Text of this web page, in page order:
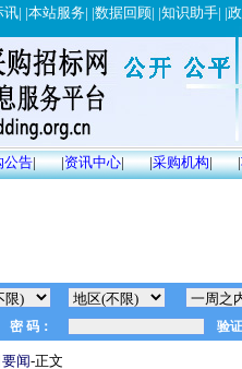
讯| |本站服务| |数据回顾| |知识助手| |
公告| |资讯中心| |采购机构| |
闻-正文